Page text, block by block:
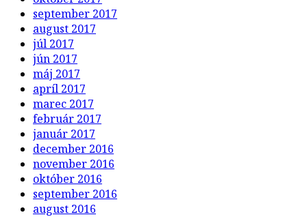
september 2017
august 2017
júl 2017
jún 2017
máj 2017
apríl 2017
marec 2017
február 2017
január 2017
december 2016
november 2016
október 2016
september 2016
august 2016